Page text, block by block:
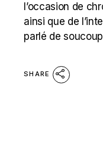
l’occasion de
ainsi que de
parlé de
SHARE